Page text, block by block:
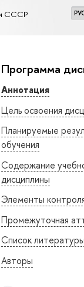
и СССР
Программа
Аннотация
Цель освоения
Планируемые
обучения
Содержание
дисциплины
Элементы
Промежуточная
Список литературы
Авторы